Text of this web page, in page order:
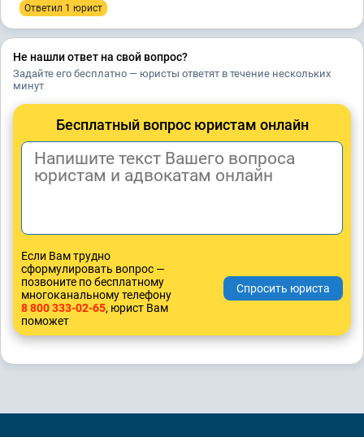
Ответил 1 юрист
Не нашли ответ на свой вопрос?
Задайте его бесплатно — юристы ответят в течение нескольких
минут
Бесплатный вопрос юристам онлайн
Если Вам трудно
сформулировать вопрос —
позвоните по бесплатному
многоканальному телефону
8 800 333-02-65, юрист Вам
поможет